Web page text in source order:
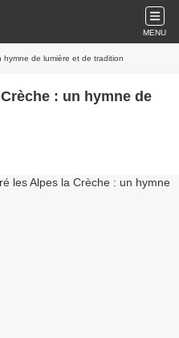
MENU
hymne de lumière et de tradition
: un hymne de